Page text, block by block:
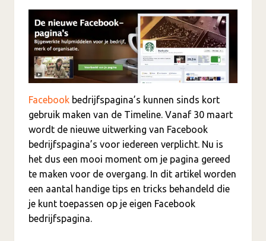
Facebook bedrijfspagina’s kunnen sinds kort
gebruik maken van de Timeline. Vanaf 30 maart
wordt de nieuwe uitwerking van Facebook
bedrijfspagina’s voor iedereen verplicht. Nu is
het dus een mooi moment om je pagina gereed
te maken voor de overgang. In dit artikel worden
een aantal handige tips en tricks behandeld die
je kunt toepassen op je eigen Facebook
bedrijfspagina.